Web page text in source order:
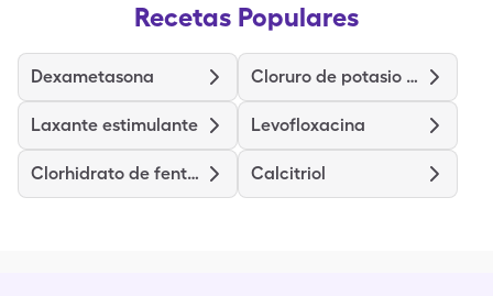
Recetas Populares
Dexametasona Cloruro de potasio de liberación prolongada
Laxante estimulante Levofloxacina
Clorhidrato de fentermina Calcitriol